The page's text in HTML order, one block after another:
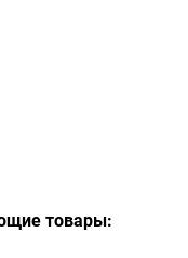
товары: